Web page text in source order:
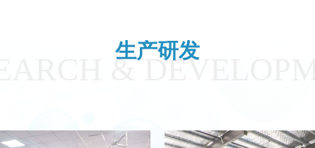
&
生产研发